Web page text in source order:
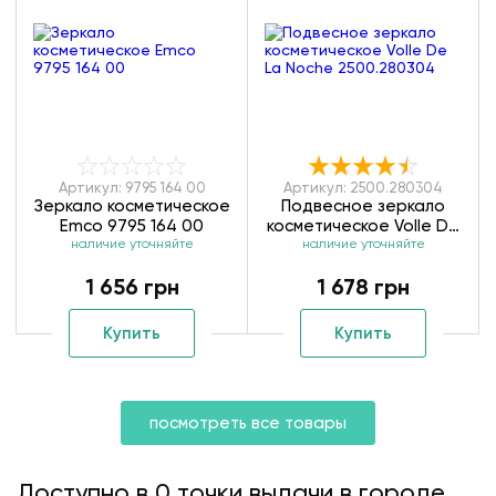
Артикул: 9795 164 00
Зеркало косметическое
Emco 9795 164 00
наличие уточняйте
1 656 грн
Купить
Артикул: 2500.280304
Подвесное зеркало
косметическое Volle De
La Noche 2500.280304
наличие уточняйте
1 678 грн
Купить
посмотреть все товары